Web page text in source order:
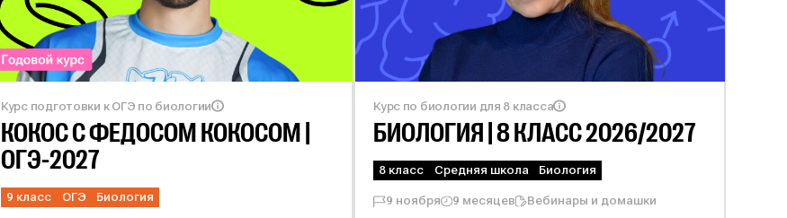
Курс подготовки к ОГЭ по биологии
КОКОС СФЕДОСОМ КОКОСОМ |
ОГЭ-2027
9 класс ОГЭ Биология
Курс по биологии для 8 класса
БИОЛОГИЯ | 8КЛАСС 2026/2027
8 класс Средняя школа Биология
9 ноября 9 месяцев Вебинары и домашки